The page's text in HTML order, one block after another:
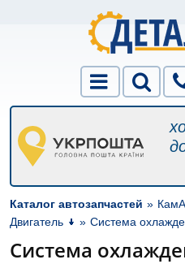
Каталог автозапчастей »
Двигатель
» Система
Система